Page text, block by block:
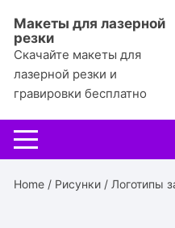
содержимому
Макеты для лазерной
резки
Скачайте макеты для
лазерной резки и
гравировки бесплатно
Home / Рисунки / Логотипы